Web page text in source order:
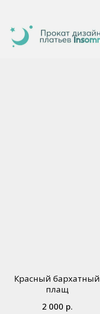
Красный бархатный
плащ
2 000 р.